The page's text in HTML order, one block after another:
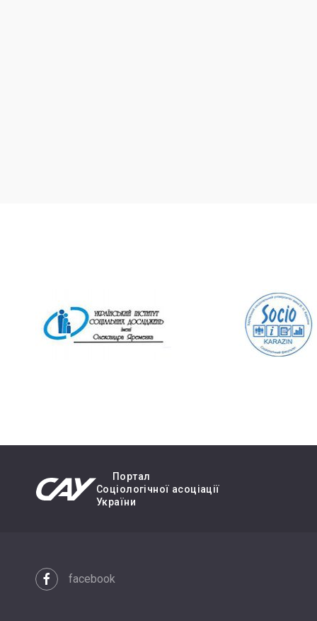
Портал
Cоціологічної асоціації
України
facebook